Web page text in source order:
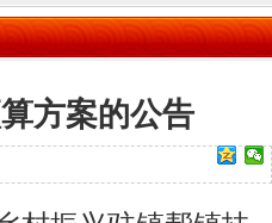
方案的公告